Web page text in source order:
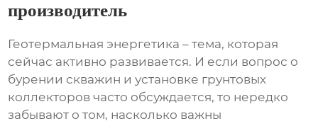
производитель
Геотермальная энергетика – тема, которая
сейчас активно развивается. И если вопрос о
бурении скважин и установке грунтовых
коллекторов часто обсуждается, то нередко
забывают о том, насколько важны